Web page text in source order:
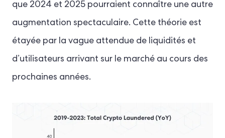
que 2024 et 2025 pourraient connaître une autre
augmentation spectaculaire. Cette théorie est
étayée par la vague attendue de liquidités et
d’utilisateurs arrivant sur le marché au cours des
prochaines années.